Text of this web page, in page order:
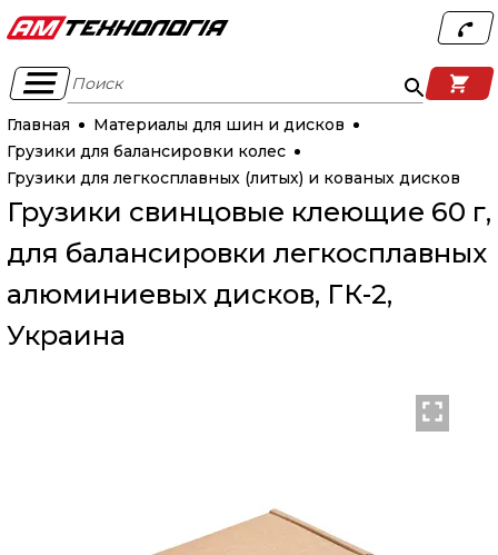
Поиск
Главная
Материалы для шин и дисков
Грузики для балансировки колес
Грузики для легкосплавных (литых) и кованых дисков
Грузики свинцовые клеющие 60 г,
для балансировки легкосплавных
алюминиевых дисков, ГК-2,
Украина